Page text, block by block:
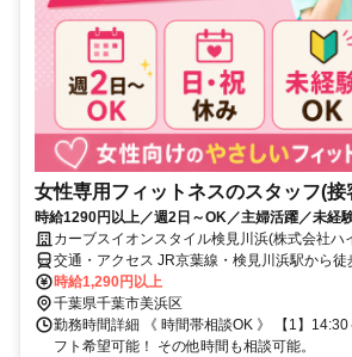
女性専用フィットネスのスタッフ(接
時給1290円以上／週2日～OK／主婦活躍／未経
カーブスイオンスタイル検見川浜(株式会社ハ
交通・アクセス JR京葉線・検見川浜駅から徒
時給1,290円以上
千葉県千葉市美浜区
勤務時間詳細 《 時間帯相談OK 》 【1】
フト希望可能！ その他時間も相談可能。